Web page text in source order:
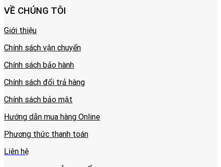
VỀ CHÚNG TÔI
Giới thiệu
Chính sách vận chuyển
Chính sách bảo hành
Chính sách đổi trả hàng
Chính sách bảo mật
Hướng dẫn mua hàng Online
Phương thức thanh toán
Liên hệ